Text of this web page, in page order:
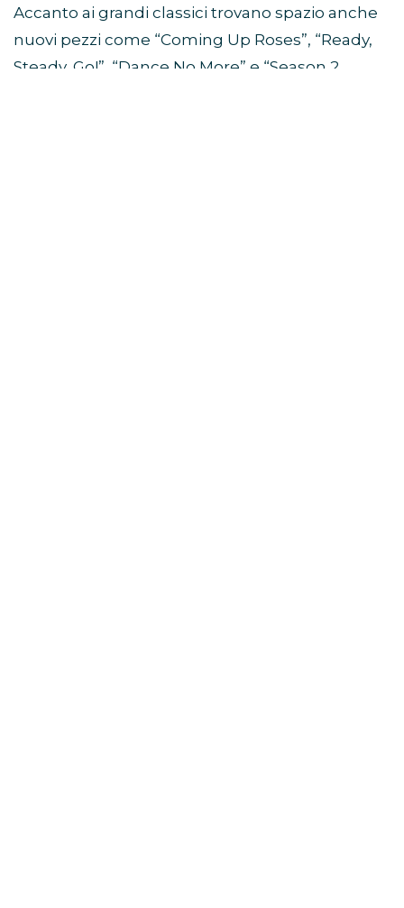
Accanto ai grandi classici trovano spazio anche
nuovi pezzi come “Coming Up Roses”, “Ready,
Steady, Go!”, “Dance No More” e “Season 2